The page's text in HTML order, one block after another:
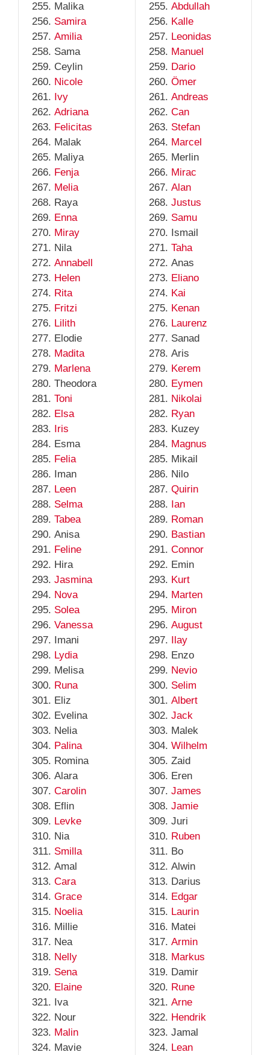
Malika
Samira
Amilia
Sama
Ceylin
Nicole
Ivy
Adriana
Felicitas
Malak
Maliya
Fenja
Melia
Raya
Enna
Miray
Nila
Annabell
Helen
Rita
Fritzi
Lilith
Elodie
Madita
Marlena
Theodora
Toni
Elsa
Iris
Esma
Felia
Iman
Leen
Selma
Tabea
Anisa
Feline
Hira
Jasmina
Nova
Solea
Vanessa
Imani
Lydia
Melisa
Runa
Eliz
Evelina
Nelia
Palina
Romina
Alara
Carolin
Eflin
Levke
Nia
Smilla
Amal
Cara
Grace
Noelia
Millie
Nea
Nelly
Sena
Elaine
Iva
Nour
Malin
Mavie
Abdullah
Kalle
Leonidas
Manuel
Dario
Ömer
Andreas
Can
Stefan
Marcel
Merlin
Mirac
Alan
Justus
Samu
Ismail
Taha
Anas
Eliano
Kai
Kenan
Laurenz
Sanad
Aris
Kerem
Eymen
Nikolai
Ryan
Kuzey
Magnus
Mikail
Nilo
Quirin
Ian
Roman
Bastian
Connor
Emin
Kurt
Marten
Miron
August
Ilay
Enzo
Nevio
Selim
Albert
Jack
Malek
Wilhelm
Zaid
Eren
James
Jamie
Juri
Ruben
Bo
Alwin
Darius
Edgar
Laurin
Matei
Armin
Markus
Damir
Rune
Arne
Hendrik
Jamal
Lean